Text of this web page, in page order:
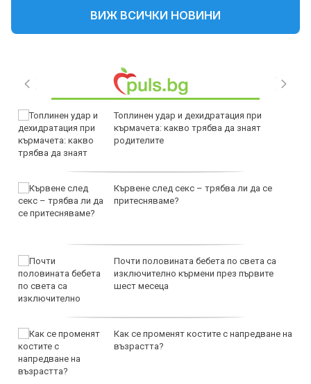
ВИЖ ВСИЧКИ НОВИНИ
Топлинен удар и дехидратация при
кърмачета: какво трябва да знаят
родителите
Кървене след секс – трябва ли да се
притесняваме?
Почти половината бебета по света са
изключително кърмени през първите
шест месеца
Как се променят костите с напредване на
възрастта?